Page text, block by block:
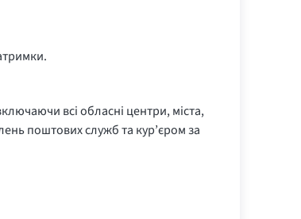
всі обласні центри, міста,
поштових служб та кур’єром за